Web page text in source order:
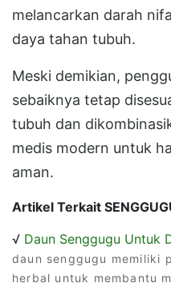
melancarkan darah
daya tahan tubuh.
Meski demikian,
sebaiknya tetap
tubuh dan
medis modern untuk
aman.
Artikel Terkait
√ Daun Senggugu Untuk
daun senggugu memiliki
herbal untuk membantu